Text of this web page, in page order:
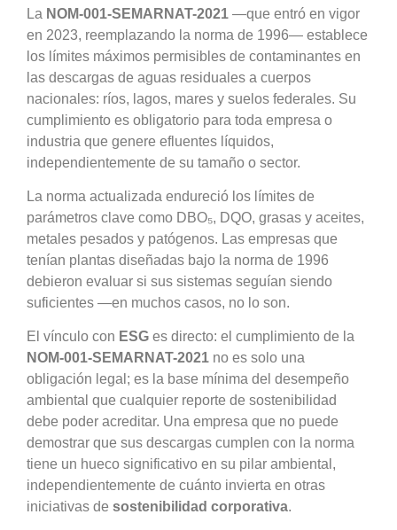
La NOM-001-SEMARNAT-2021 —que entró en vigor
en 2023, reemplazando la norma de 1996— establece
los límites máximos permisibles de contaminantes en
las descargas de aguas residuales a cuerpos
nacionales: ríos, lagos, mares y suelos federales. Su
cumplimiento es obligatorio para toda empresa o
industria que genere efluentes líquidos,
independientemente de su tamaño o sector.
La norma actualizada endureció los límites de
parámetros clave como DBO₅, DQO, grasas y aceites,
metales pesados y patógenos. Las empresas que
tenían plantas diseñadas bajo la norma de 1996
debieron evaluar si sus sistemas seguían siendo
suficientes —en muchos casos, no lo son.
El vínculo con ESG es directo: el cumplimiento de la
NOM-001-SEMARNAT-2021 no es solo una
obligación legal; es la base mínima del desempeño
ambiental que cualquier reporte de sostenibilidad
debe poder acreditar. Una empresa que no puede
demostrar que sus descargas cumplen con la norma
tiene un hueco significativo en su pilar ambiental,
independientemente de cuánto invierta en otras
iniciativas de sostenibilidad corporativa.